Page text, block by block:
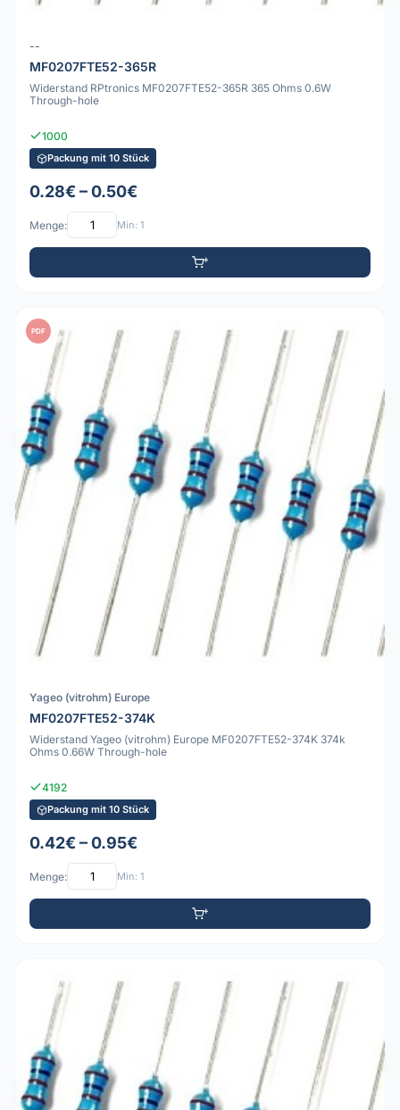
--
MF0207FTE52-365R
Widerstand RPtronics MF0207FTE52-365R 365 Ohms 0.6W
Through-hole
1000
Packung mit 10 Stück
0.28€ – 0.50€
Menge: Min: 1
PDF
Yageo (vitrohm) Europe
MF0207FTE52-374K
Widerstand Yageo (vitrohm) Europe MF0207FTE52-374K 374k
Ohms 0.66W Through-hole
4192
Packung mit 10 Stück
0.42€ – 0.95€
Menge: Min: 1